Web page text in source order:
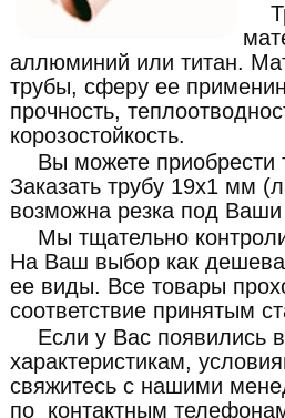
аллюминий или титан.
трубы, сферу ее
прочность,
корозостойкость.
Вы можете приобрести
Заказать трубу 19x1 мм
возможна резка под
Мы тщательно
На Ваш выбор как
ее виды. Все товары
соответствие принятым
Если у Вас появились
характеристикам,
свяжитесь с нашими
по контактным